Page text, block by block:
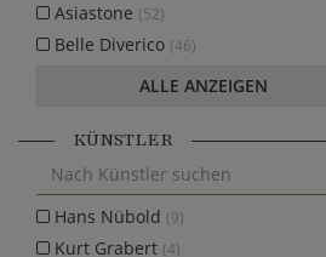
Asiastone (52)
Belle Diverico (46)
ALLE ANZEIGEN
KÜNSTLER
Hans Nübold (9)
Kurt Grabert (4)